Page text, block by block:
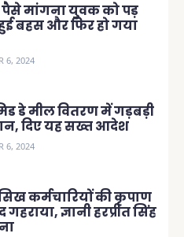
पैसे मांगना युवक को पड़
बहस और फिर हो गया
6, 2024
डे मील वितरण में गड़बड़ी
दिए यह सख्त आदेश
6, 2024
सिख कर्मचारियों की कृपाण
गहराया, ज्ञानी हरप्रीत सिंह